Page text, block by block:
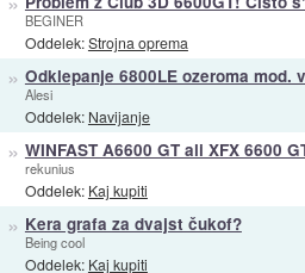
BEGINER
Oddelek:Strojna oprema
» Odklepanje 6800LE ozeroma mod.
Alesi
Oddelek: Navijanje
» WINFAST A6600 GT ali XFX 6600
rekunius
Oddelek: Kaj kupiti
» Kera grafa za dvajst čukof?
Being cool
Oddelek: Kaj kupiti